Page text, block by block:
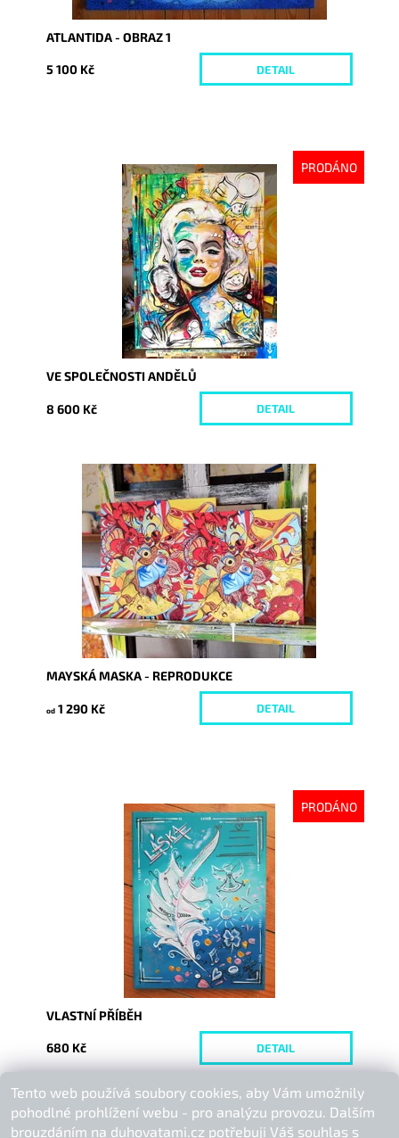
ATLANTIDA - OBRAZ 1
5 100 Kč DETAIL
PRODÁNO
Vyprodáno
2624
VE SPOLEČNOSTI ANDĚLŮ
8 600 Kč DETAIL
Dostupnost:
Skladem
3321/REP
MAYSKÁ MASKA - REPRODUKCE
od 1 290 Kč DETAIL
PRODÁNO
Vyprodáno
3354
VLASTNÍ PŘÍBĚH
680 Kč DETAIL
Buďte první, kdo napíše příspěvek k této položce.
Přidat komentář
Tento web používá soubory cookies, aby Vám umožnily
pohodlné prohlížení webu - pro analýzu provozu. Dalším
brouzdáním na duhovatami.cz potřebuji Váš souhlas s